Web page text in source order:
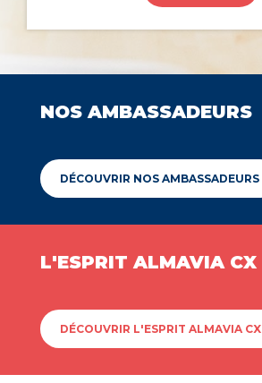
NOS AMBASSADEURS
DÉCOUVRIR NOS AMBASSADEURS
L'ESPRIT ALMAVIA CX
DÉCOUVRIR L'ESPRIT ALMAVIA CX